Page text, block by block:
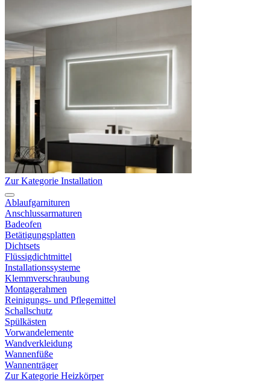
Zur Kategorie Installation
Ablaufgarnituren
Anschlussarmaturen
Badeofen
Betätigungsplatten
Dichtsets
Flüssigdichtmittel
Installationssysteme
Klemmverschraubung
Montagerahmen
Reinigungs- und Pflegemittel
Schallschutz
Spülkästen
Vorwandelemente
Wandverkleidung
Wannenfüße
Wannenträger
Zur Kategorie Heizkörper